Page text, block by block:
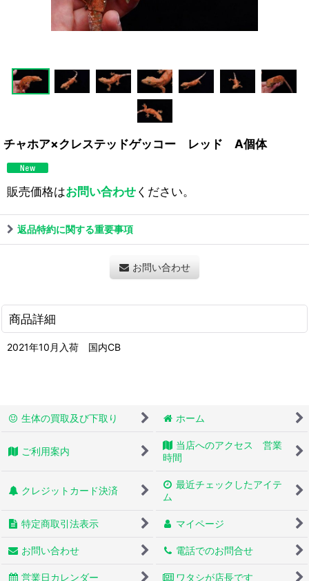
チャホア×クレステッドゲッコー レッド A個体
販売価格はお問い合わせください。
返品特約に関する重要事項
お問い合わせ
商品詳細
2021年10月入荷 国内CB
生体の買取及び下取り ホーム
ご利用案内
当店へのアクセス 営業
時間
クレジットカード決済
最近チェックしたアイテ
ム
特定商取引法表示 マイページ
お問い合わせ 電話でのお問合せ
営業日カレンダー ワタシが店長です